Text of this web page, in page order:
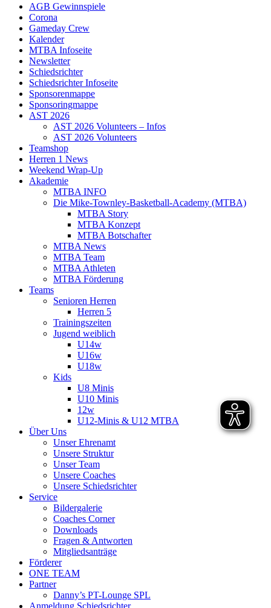
AGB Gewinnspiele
Corona
Gameday Crew
Kalender
MTBA Infoseite
Newsletter
Schiedsrichter
Schiedsrichter Infoseite
Sponsorenmappe
Sponsoringmappe
AST 2026
AST 2026 Volunteers – Infos
AST 2026 Volunteers
Teamshop
Herren 1 News
Weekend Wrap-Up
Akademie
MTBA INFO
Die Mike-Townley-Basketball-Academy (MTBA)
MTBA Story
MTBA Konzept
MTBA Botschafter
MTBA News
MTBA Team
MTBA Athleten
MTBA Förderung
Teams
Senioren Herren
Herren 5
Trainingszeiten
Jugend weiblich
U14w
U16w
U18w
Kids
U8 Minis
U10 Minis
12w
U12-Minis & U12 MTBA
Über Uns
Unser Ehrenamt
Unsere Struktur
Unser Team
Unsere Coaches
Unsere Schiedsrichter
Service
Bildergalerie
Coaches Corner
Downloads
Fragen & Antworten
Mitgliedsanträge
Förderer
ONE TEAM
Partner
Danny’s PT-Lounge SPL
Anmeldung Schiedsrichter